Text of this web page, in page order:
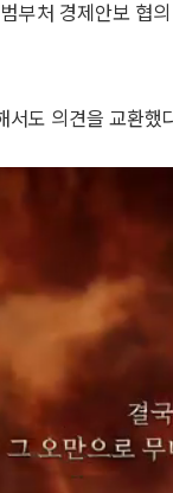
부처 경제안보 협
서도 의견을 교환했